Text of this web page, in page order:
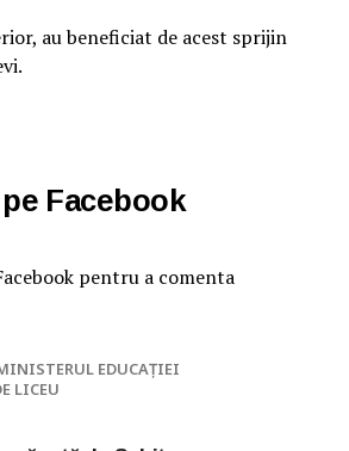
au beneficiat de acest sprijin
Facebook
pentru a comenta
EDUCAŢIEI
LICEU